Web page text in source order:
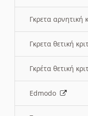
Γκρετα αρνητική
Γκρετα θετική
Γκρέτα θετική
Edmodo